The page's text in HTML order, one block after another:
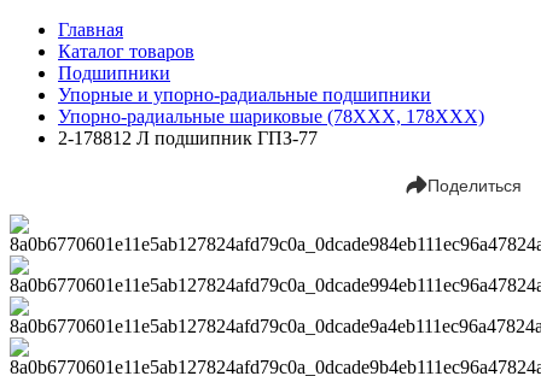
Главная
Каталог товаров
Подшипники
Упорные и упорно-радиальные подшипники
Упорно-радиальные шариковые (78XXX, 178ХХХ)
2-178812 Л подшипник ГПЗ-77
Поделиться